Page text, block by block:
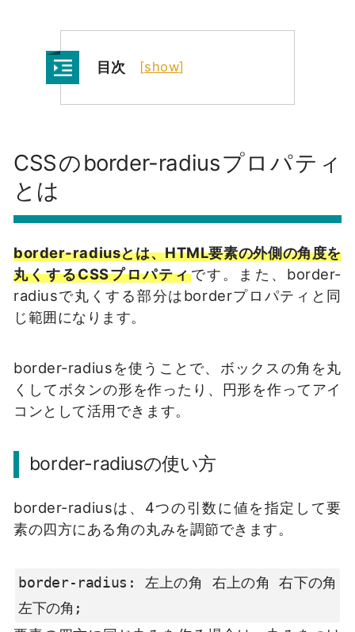
目次 [show]
CSSのborder-radiusプロパティ
とは
border-radiusとは、HTML要素の外側の角度を
丸くするCSSプロパティです。また、border-
radiusで丸くする部分はborderプロパティと同
じ範囲になります。
border-radiusを使うことで、ボックスの角を丸
くしてボタンの形を作ったり、円形を作ってアイ
コンとして活用できます。
border-radiusの使い方
border-radiusは、4つの引数に値を指定して要
素の四方にある角の丸みを調節できます。
border-radius: 左上の角 右上の角 右下の角
左下の角;